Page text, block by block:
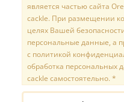
является частью сайта
cackle. При размещении
целях Вашей
персональные данные, а
с политикой
обработка персональных
cackle самостоятельно. *